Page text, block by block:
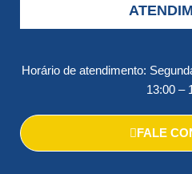
Horário de atendimento:
13:00 –
FALE